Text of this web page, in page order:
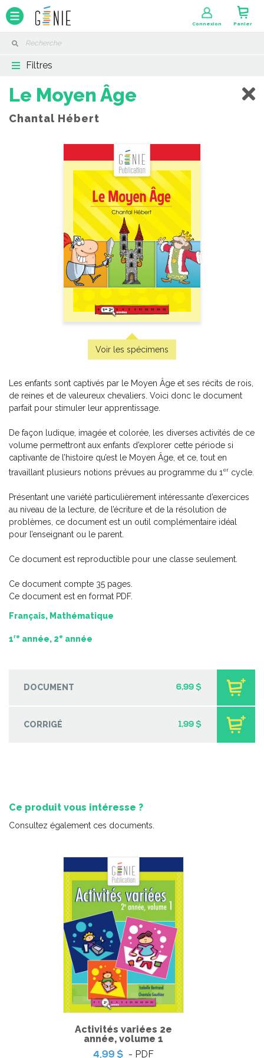
Connexion Panier
Filtres
Les mots en musique
Formation tubes Boomwhackers
5,99 $
Comptines de syllabes
4,99 $-PDF + MP3
Le Moyen Âge
Chantal Hébert
Voir les spécimens
Les enfants sont captivés par le Moyen Âge et ses récits de rois,
de reines et de valeureux chevaliers. Voici donc le document
parfait pour stimuler leur apprentissage.
De façon ludique, imagée et colorée, les diverses activités de ce
volume permettront aux enfants d’explorer cette période si
captivante de l’histoire qu’est le Moyen Âge, et ce, tout en
travaillant plusieurs notions prévues au programme du 1 er cycle.
Présentant une variété particulièrement intéressante d’exercices
au niveau de la lecture, de l’écriture et de la résolution de
problèmes, ce document est un outil complémentaire idéal
pour l’enseignant ou le parent.
Ce document est reproductible pour une classe seulement.
Ce document compte 35 pages.
Ce document est en format PDF.
Français, Mathématique
1re année, 2 e année
DOCUMENT 6,99 $
CORRIGÉ 1,99 $
Ce produit vous intéresse ?
Consultez également ces documents.
Activités variées 2e
année, volume 1
4,99 $ - PDF
Panneau de gestion des cookies